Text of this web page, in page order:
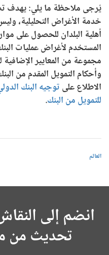
يُرجى ملاحظة ما يلي: يهدف
خدمة الأغراض التحليلية،
أهلية البلدان للحصول على
المستخدم لأغراض عمليات
مجموعة من المعايير
وأحكام التمويل المقدم من
الاطلاع على توجيه البنك
للتمويل من البنك.
العالم
انضم إلى
تحديث من